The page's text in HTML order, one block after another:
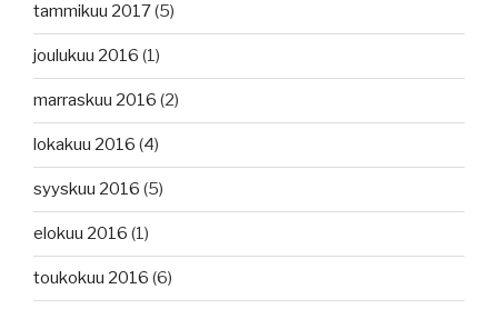
tammikuu 2017(5)
joulukuu 2016 (1)
marraskuu 2016 (2)
lokakuu 2016 (4)
syyskuu 2016 (5)
elokuu 2016 (1)
toukokuu 2016 (6)